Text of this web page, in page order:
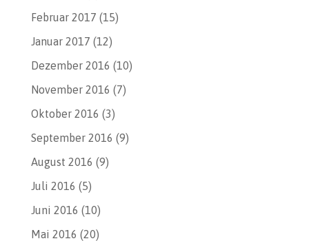
Februar 2017 (15)
Januar 2017 (12)
Dezember 2016 (10)
November 2016 (7)
Oktober 2016 (3)
September 2016 (9)
August 2016 (9)
Juli 2016 (5)
Juni 2016 (10)
Mai 2016 (20)